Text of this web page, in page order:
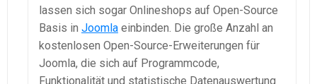
lassen sich sogar Onlineshops auf Open-Source
Basis in Joomla einbinden. Die große Anzahl an
kostenlosen Open-Source-Erweiterungen für
Joomla, die sich auf Programmcode,
Funktionalität und statistische Datenauswertung